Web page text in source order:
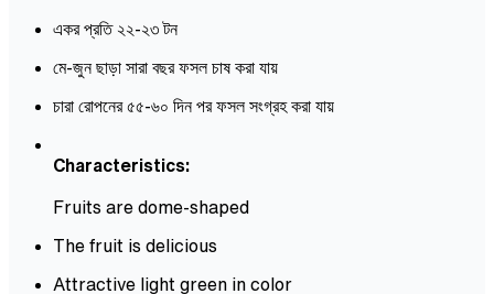
একর প্রতি ২২-২৩ টন
মে-জুন ছাড়া সারা বছর ফসল চাষ করা যায়
চারা রোপনের ৫৫-৬০ দিন পর ফসল সংগ্রহ করা যায়
Characteristics:
Fruits are dome-shaped
The fruit is delicious
Attractive light green in color